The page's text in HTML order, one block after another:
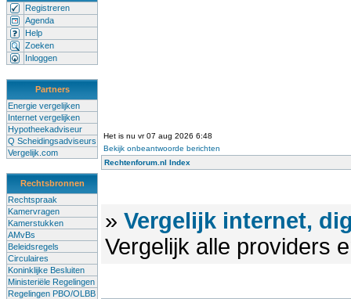
Registreren
Agenda
Help
Zoeken
Inloggen
Partners
Energie vergelijken
Internet vergelijken
Hypotheekadviseur
Q Scheidingsadviseurs
Vergelijk.com
Rechtsbronnen
Rechtspraak
Kamervragen
Kamerstukken
AMvBs
Beleidsregels
Circulaires
Koninklijke Besluiten
Ministeriële Regelingen
Regelingen PBO/OLBB
Het is nu vr 07 aug 2026 6:48
Bekijk onbeantwoorde berichten
Rechtenforum.nl Index
» Vergelijk internet,
Vergelijk alle providers